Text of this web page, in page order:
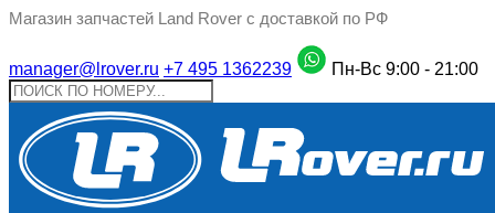
Магазин запчастей Land Rover с доставкой по РФ
manager@lrover.ru +7 495 1362239 Пн-Вс 9:00 - 21:00